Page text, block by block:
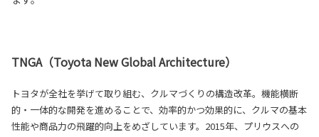
TNGA（Toyota New Global Architecture）
トヨタが全社を挙げて取り組む、クルマづくりの構造改革。機能横断
的・一体的な開発を進めることで、効率的かつ効果的に、クルマの基本
性能や商品力の飛躍的向上をめざしています。2015年、プリウスへの